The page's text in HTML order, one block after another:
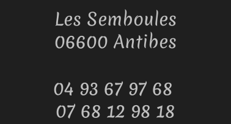
Les Semboules
06600 Antibes
04 93 67 97 68
07 68 12 98 18